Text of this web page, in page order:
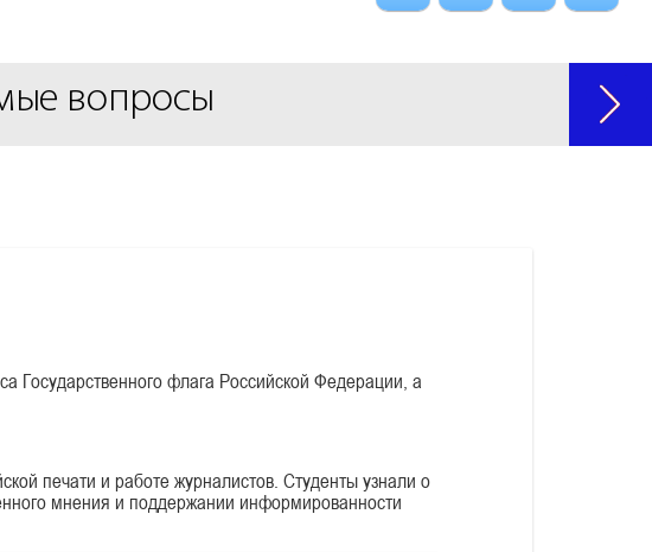
вопросы
Государственного флага Российской Федерации, а
печати и работе журналистов. Студенты узнали о
мнения и поддержании информированности